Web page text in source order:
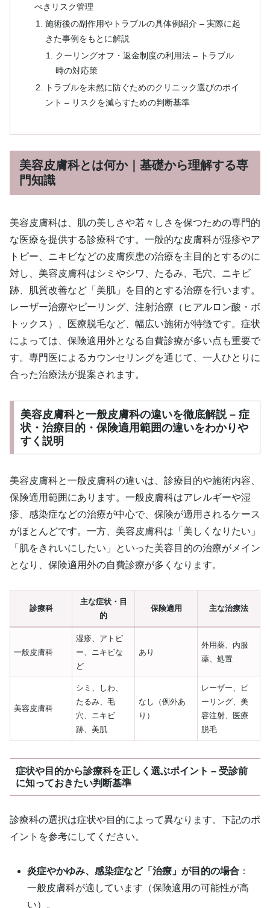
べきリスク管理
施術後の副作用やトラブルの具体例紹介 – 実際に起
きた事例をもとに解説
クーリングオフ・返金制度の利用法 – トラブル
時の対応策
トラブルを未然に防ぐためのクリニック選びのポイ
ント – リスクを減らすための判断基準
美容皮膚科とは何か｜基礎から理解する専
門知識
美容皮膚科は、肌の美しさや若々しさを保つための専門的
な医療を提供する診療科です。一般的な皮膚科が湿疹やア
トピー、ニキビなどの皮膚疾患の治療を主目的とするのに
対し、美容皮膚科はシミやシワ、たるみ、毛穴、ニキビ
跡、肌質改善など「美肌」を目的とする治療を行います。
レーザー治療やピーリング、注射治療（ヒアルロン酸・ボ
トックス）、医療脱毛など、幅広い施術が特徴です。症状
によっては、保険適用外となる自費診療が多い点も重要で
す。専門医によるカウンセリングを通じて、一人ひとりに
合った治療法が提案されます。
美容皮膚科と一般皮膚科の違いを徹底解説 – 症
状・治療目的・保険適用範囲の違いをわかりや
すく説明
美容皮膚科と一般皮膚科の違いは、診療目的や施術内容、
保険適用範囲にあります。一般皮膚科はアレルギーや湿
疹、感染症などの治療が中心で、保険が適用されるケース
がほとんどです。一方、美容皮膚科は「美しくなりたい」
「肌をきれいにしたい」といった美容目的の治療がメイン
となり、保険適用外の自費診療が多くなります。
診療科
主な症状・目
的
保険適用 主な治療法
一般皮膚科
湿疹、アトピ
ー、ニキビな
ど
あり
外用薬、内服
薬、処置
美容皮膚科
シミ、しわ、
たるみ、毛
穴、ニキビ
跡、美肌
なし（例外あ
り）
レーザー、ピ
ーリング、美
容注射、医療
脱毛
症状や目的から診療科を正しく選ぶポイント – 受診前
に知っておきたい判断基準
診療科の選択は症状や目的によって異なります。下記のポ
イントを参考にしてください。
炎症やかゆみ、感染症など「治療」が目的の場合 ：
一般皮膚科が適しています（保険適用の可能性が高
い）。